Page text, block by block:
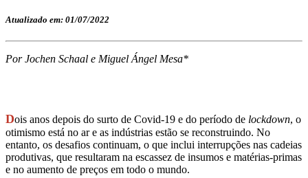
Atualizado em: 01/07/2022
Por Jochen Schaal e Miguel Ángel Mesa*
Dois anos depois do surto de Covid-19 e do período de lockdown, o
otimismo está no ar e as indústrias estão se reconstruindo. No
entanto, os desafios continuam, o que inclui interrupções nas cadeias
produtivas, que resultaram na escassez de insumos e matérias-primas
e no aumento de preços em todo o mundo.